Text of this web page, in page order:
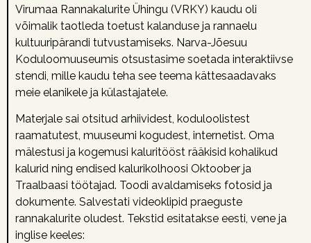
Virumaa Rannakalurite Ühingu (VRKY) kaudu oli
võimalik taotleda toetust kalanduse ja rannaelu
kultuuripärandi tutvustamiseks. Narva-Jõesuu
Koduloomuuseumis otsustasime soetada interaktiivse
stendi, mille kaudu teha see teema kättesaadavaks
meie elanikele ja külastajatele.
Materjale sai otsitud arhiividest, koduloolistest
raamatutest, muuseumi kogudest, internetist. Oma
mälestusi ja kogemusi kaluritööst rääkisid kohalikud
kalurid ning endised kalurikolhoosi Oktoober ja
Traalbaasi töötajad. Toodi avaldamiseks fotosid ja
dokumente. Salvestati videoklipid praeguste
rannakalurite oludest. Tekstid esitatakse eesti, vene ja
inglise keeles: